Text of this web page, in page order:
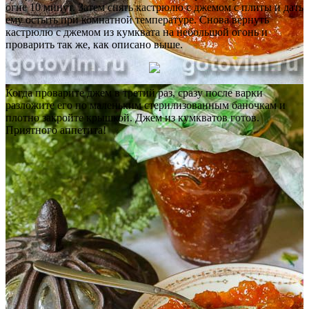
огне 10 минут. Затем снять кастрюлю с джемом с плиты и дать
ему остыть при комнатной температуре. Снова вернуть
кастрюлю с джемом из кумквата на небольшой огонь и
проварить так же, как описано выше.
Когда проварите джем в третий раз, сразу после варки
разложите его по маленьким стерилизованным баночкам и
плотно закройте крышкой. Джем из кумкватов готов.
Приятного аппетита!